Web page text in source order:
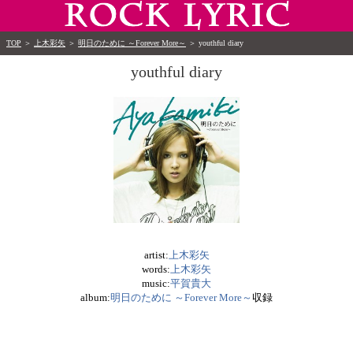
TOP ＞ 上木彩矢 ＞ 明日のために ～Forever More～ ＞ youthful diary
youthful diary
artist:上木彩矢
words:上木彩矢
music:平賀貴大
album:明日のために ～Forever More～ 収録